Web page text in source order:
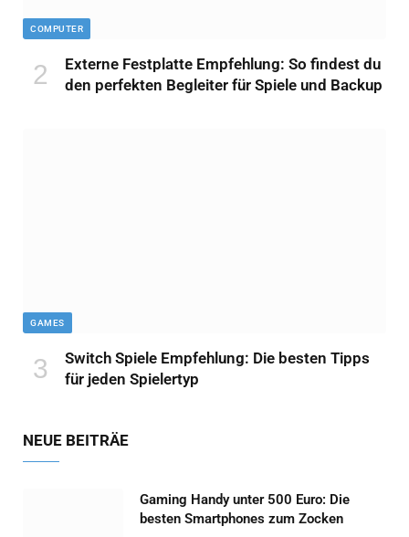
COMPUTER
Externe Festplatte Empfehlung: So findest du
den perfekten Begleiter für Spiele und Backup
GAMES
Switch Spiele Empfehlung: Die besten Tipps
für jeden Spielertyp
NEUE BEITRÄE
Gaming Handy unter 500 Euro: Die
besten Smartphones zum Zocken